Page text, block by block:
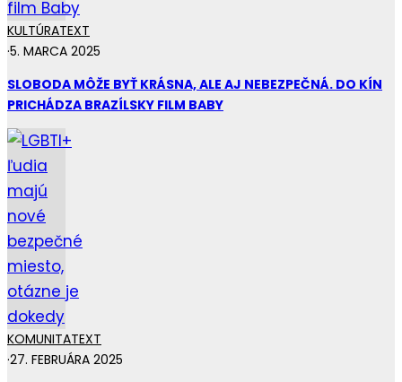
KULTÚRATEXT
·5. MARCA 2025
SLOBODA MÔŽE BYŤ KRÁSNA, ALE AJ NEBEZPEČNÁ. DO KÍN
PRICHÁDZA BRAZÍLSKY FILM BABY
KOMUNITATEXT
·27. FEBRUÁRA 2025